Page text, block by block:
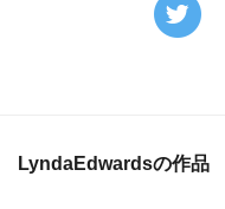
LyndaEdwardsの作品